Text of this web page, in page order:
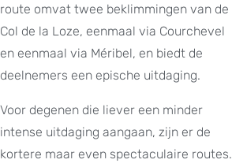
route omvat twee beklimmingen van de
Col de la Loze, eenmaal via Courchevel
en eenmaal via Méribel, en biedt de
deelnemers een epische uitdaging.
Voor degenen die liever een minder
intense uitdaging aangaan, zijn er de
kortere maar even spectaculaire routes.